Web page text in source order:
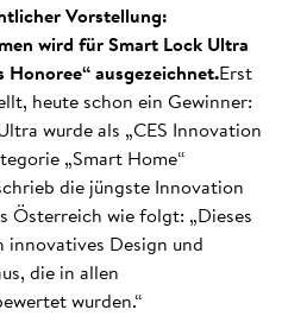
Vorstellung:
wird für Smart Lock Ultra
Honoree“ ausgezeichnet.Erst
heute schon ein Gewinner:
wurde als „CES Innovation
„Smart Home“
die jüngste Innovation
Österreich wie folgt: „Dieses
innovatives Design und
die in allen
wurden.“